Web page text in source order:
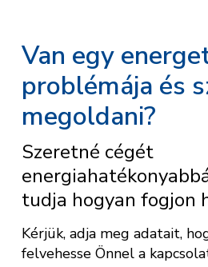
Van egy
problémája és
megoldani?
Szeretné cégét
tudja hogyan fogjon
Kérjük, adja meg adatait,
felvehesse Önnel a